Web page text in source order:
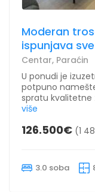
Moderan
ispunjava
Centar, Paraćin
U ponudi je
potpuno
spratu kvalitetne
više
126.500€ (1
3.0 soba